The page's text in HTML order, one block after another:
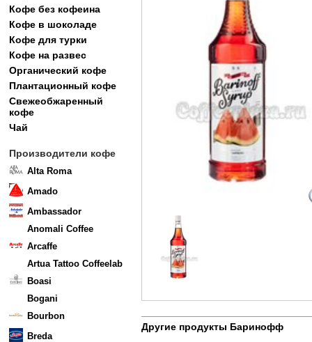
Кофе без кофеина
Кофе в шоколаде
Кофе для турки
Кофе на развес
Органический кофе
Плантационный кофе
Свежеобжаренный
кофе
Чай
Производители кофе
Alta Roma
Amado
Ambassador
Anomali Coffee
Arcaffe
Artua Tattoo Coffeelab
Boasi
Bogani
Bourbon
Breda
Другие продукты Баринофф